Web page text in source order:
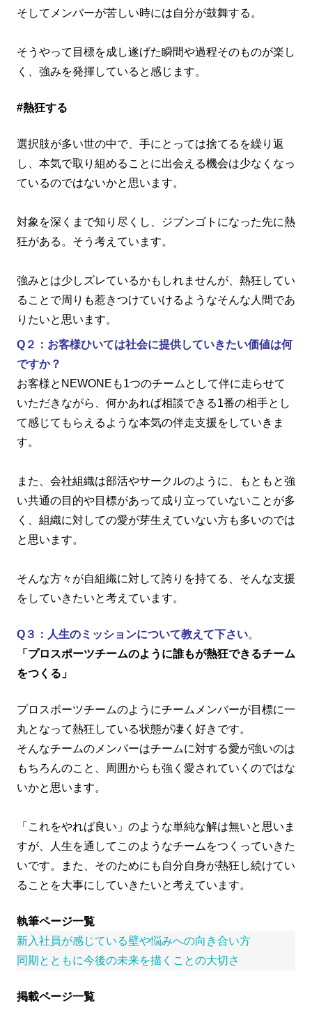
そしてメンバーが苦しい時には自分が鼓舞する。
そうやって目標を成し遂げた瞬間や過程そのものが楽し
く、強みを発揮していると感じます。
#熱狂する
選択肢が多い世の中で、手にとっては捨てるを繰り返
し、本気で取り組めることに出会える機会は少なくなっ
ているのではないかと思います。
対象を深くまで知り尽くし、ジブンゴトになった先に熱
狂がある。そう考えています。
強みとは少しズレているかもしれませんが、熱狂してい
ることで周りも惹きつけていけるようなそんな人間であ
りたいと思います。
Q２：お客様ひいては社会に提供していきたい価値は何
ですか？
お客様とNEWONEも1つのチームとして伴に走らせて
いただきながら、何かあれば相談できる1番の相手とし
て感じてもらえるような本気の伴走支援をしていきま
す。
また、会社組織は部活やサークルのように、もともと強
い共通の目的や目標があって成り立っていないことが多
く、組織に対しての愛が芽生えていない方も多いのでは
と思います。
そんな方々が自組織に対して誇りを持てる、そんな支援
をしていきたいと考えています。
Q３：人生のミッションについて教えて下さい。
「プロスポーツチームのように誰もが熱狂できるチーム
をつくる」
プロスポーツチームのようにチームメンバーが目標に一
丸となって熱狂している状態が凄く好きです。
そんなチームのメンバーはチームに対する愛が強いのは
もちろんのこと、周囲からも強く愛されていくのではな
いかと思います。
「これをやれば良い」のような単純な解は無いと思いま
すが、人生を通してこのようなチームをつくっていきた
いです。また、そのためにも自分自身が熱狂し続けてい
ることを大事にしていきたいと考えています。
執筆ページ一覧
新入社員が感じている壁や悩みへの向き合い方
同期とともに今後の未来を描くことの大切さ
掲載ページ一覧